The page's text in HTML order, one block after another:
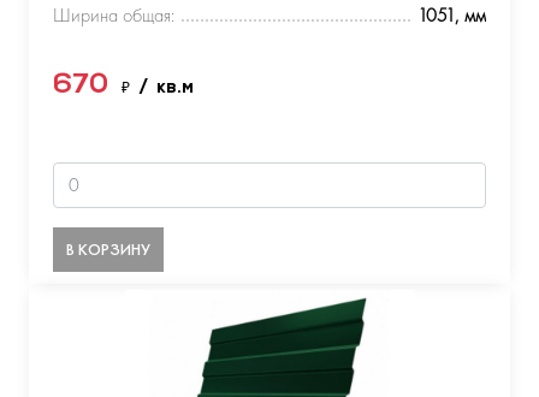
Ширина общая:
1051, мм
670 ₽ / кв.м
В КОРЗИНУ